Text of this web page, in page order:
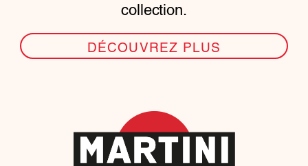
collection.
DÉCOUVREZ PLUS